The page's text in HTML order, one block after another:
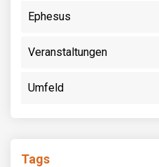
Ephesus
Veranstaltungen
Umfeld
Tags